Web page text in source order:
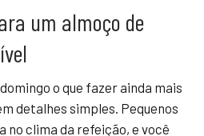
um almoço de
o que fazer ainda mais
detalhes simples. Pequenos
no clima da refeição, e você